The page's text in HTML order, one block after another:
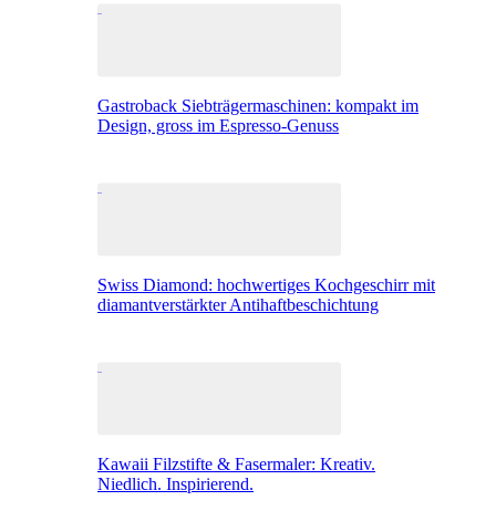
Gastroback Siebträgermaschinen: kompakt im
Design, gross im Espresso-Genuss
Swiss Diamond: hochwertiges Kochgeschirr mit
diamantverstärkter Antihaftbeschichtung
Kawaii Filzstifte & Fasermaler: Kreativ.
Niedlich. Inspirierend.